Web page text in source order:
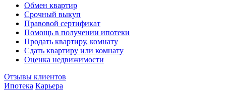
Обмен квартир
Срочный выкуп
Правовой сертификат
Помощь в получении ипотеки
Продать квартиру, комнату
Сдать квартиру или комнату
Оценка недвижимости
Отзывы клиентов
Ипотека Карьера